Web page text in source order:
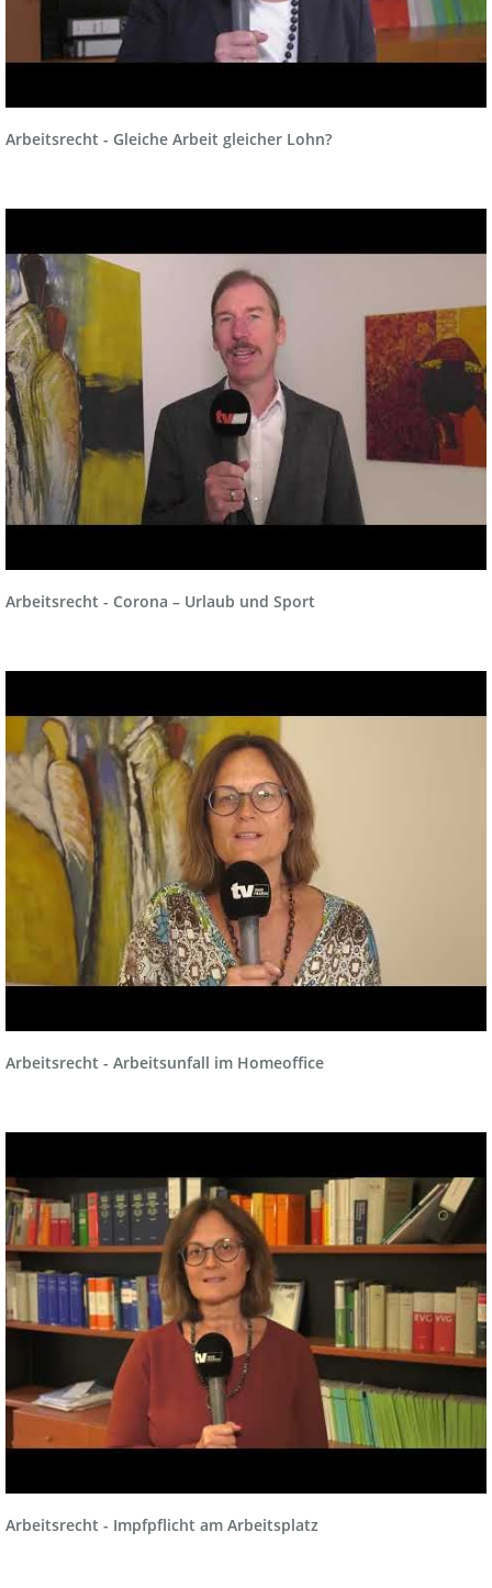
Arbeitsrecht - Gleiche Arbeit gleicher Lohn?
Arbeitsrecht - Corona – Urlaub und Sport
Arbeitsrecht - Arbeitsunfall im Homeoffice
Arbeitsrecht - Impfpflicht am Arbeitsplatz